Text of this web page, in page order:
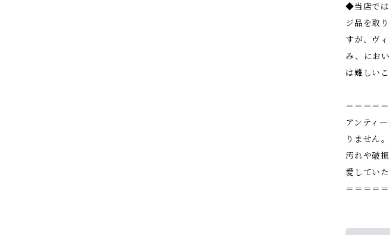
◆当店では
ジ品を取
すが、ヴ
み、にお
は難しい
＝＝＝＝
アンティ
りません。
汚れや破
愛してい
＝＝＝＝